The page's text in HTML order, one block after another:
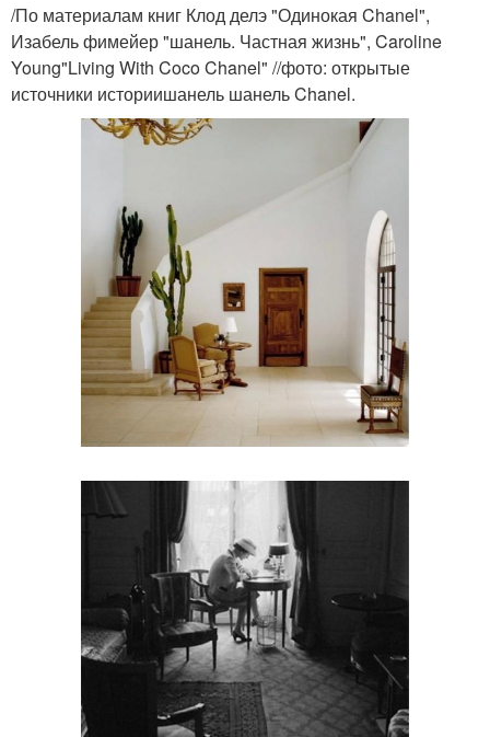
/По материалам книг Клод делэ "Одинокая Chanel",
Изабель фимейер "шанель. Частная жизнь", Caroline
Young"Living With Coco Chanel" //фото: открытые
источники историишанель шанель Chanel.